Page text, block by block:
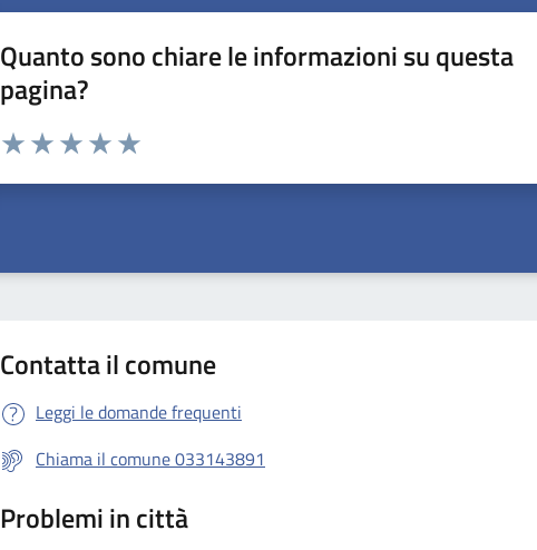
Quanto sono chiare le informazioni su questa
pagina?
Valuta da 1 a 5 stelle la pagina
Contatta il comune
Leggi le domande frequenti
Chiama il comune 033143891
Problemi in città